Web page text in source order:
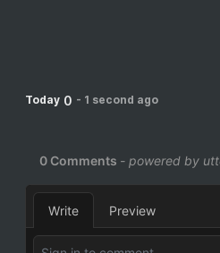
Today 0 - 1 second ago